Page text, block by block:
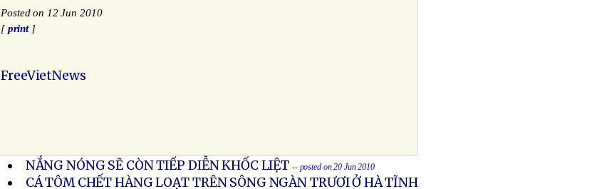
Posted on 12 Jun 2010
[print]
FreeVietNews
NẮNG NÓNG SẼ CÒN TIẾP DIỄN KHỐC LIỆT -- posted on 20 Jun 2010
CÁ TÔM CHẾT HÀNG LOẠT TRÊN SÔNG NGÀN TRƯƠI Ở HÀ TĨNH